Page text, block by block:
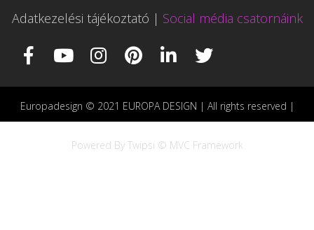
Adatkezelési tájékoztató | Social média csatornáink
Europadesign © 2021 EUROPA DESIGN | All rights reserved |
Powered By Twipsi © MVC Framework